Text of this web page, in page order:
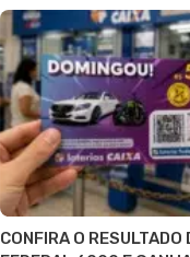
CONFIRA O RESULTADO